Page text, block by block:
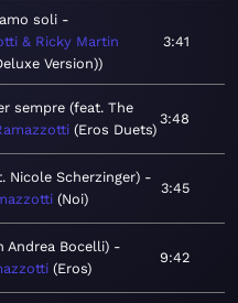
soli
& Ricky Martin
Version)
3:41
sempre (feat. The
Eros Duets
3:48
Nicole Scherzinger)
Noi
3:45
Andrea Bocelli)
Eros
9:42